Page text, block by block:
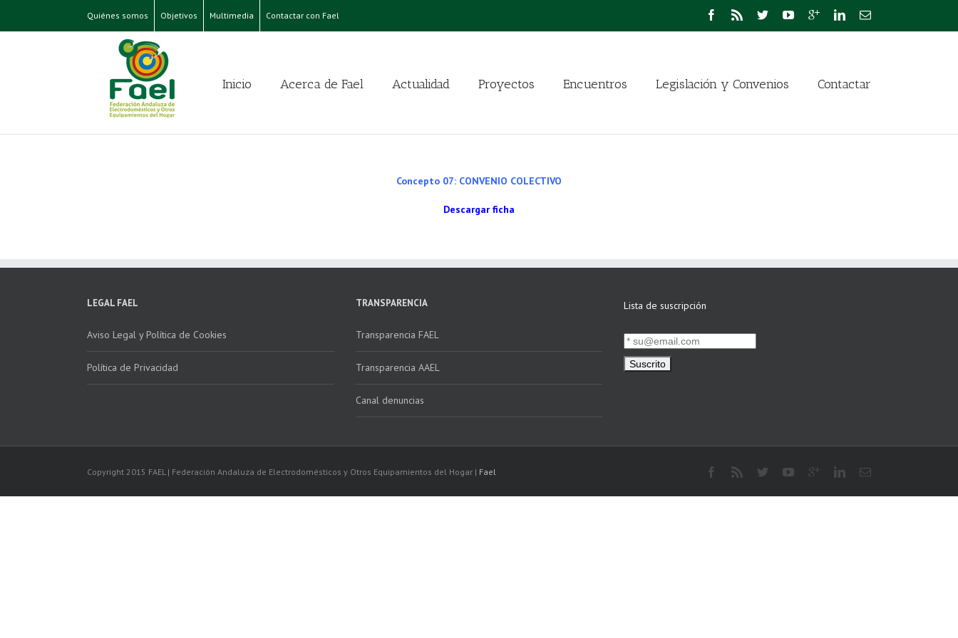
Quiénes somos Objetivos Multimedia Contactar con Fael
Inicio Acerca de Fael Actualidad Proyectos Encuentros Legislación y Convenios Contactar
Concepto 07: CONVENIO COLECTIVO
Descargar ficha
LEGAL FAEL
Aviso Legal y Política de Cookies
Política de Privacidad
TRANSPARENCIA
Transparencia FAEL
Transparencia AAEL
Canal denuncias
Lista de suscripción
Copyright 2015 FAEL | Federación Andaluza de Electrodomésticos y Otros Equipamientos del Hogar | Fael